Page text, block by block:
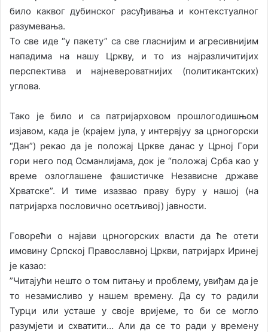
било каквог дубинског расуђивања и контекстуалног
разумевања.
То све иде “у пакету” са све гласнијим и агресивнијим
нападима на нашу Цркву, и то из најразличитијих
перспектива и најневероватнијих (политикантских)
углова.
Тако је било и са патријарховом прошлогодишњом
изјавом, када је (крајем јула, у интервјуу за црногорски
“Дан”) рекао да је положај Цркве данас у Црној Гори
гори него под Османлијама, док је “положај Срба као у
време озлоглашене фашистичке Независне државе
Хрватске”. И тиме изазвао праву буру у нашој (на
патријарха пословично осетљивој) јавности.
Говорећи о најави црногорских власти да ће отети
имовину Српској Православној Цркви, патријарх Иринеј
је казао:
”Читајући нешто о том питању и проблему, увиђам да је
то незамисливо у нашем времену. Да су то радили
Турци или усташе у своје вријеме, то би се могло
разумјети и схватити… Али да се то ради у времену